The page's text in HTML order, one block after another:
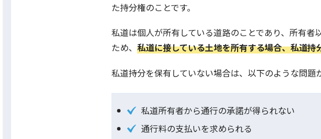
た持分権のことです。
私道は個人が所有している道路のことであり、所有
ため、 私道に接している土地を所有する場合、私道
私道持分を保有していない場合は、以下のような問題
私道所有者から通行の承諾が得られない
通行料の支払いを求められる